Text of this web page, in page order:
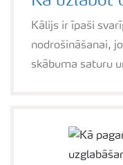
Kālijs ir īpaši
nodrošināšanai,
skābuma saturu